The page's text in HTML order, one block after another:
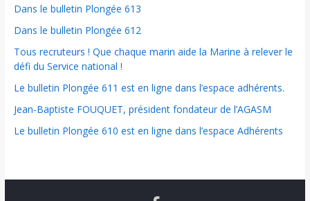
Dans le bulletin Plongée 613
Dans le bulletin Plongée 612
Tous recruteurs ! Que chaque marin aide la Marine à relever le
défi du Service national !
Le bulletin Plongée 611 est en ligne dans l’espace adhérents.
Jean-Baptiste FOUQUET, président fondateur de l’AGASM
Le bulletin Plongée 610 est en ligne dans l’espace Adhérents